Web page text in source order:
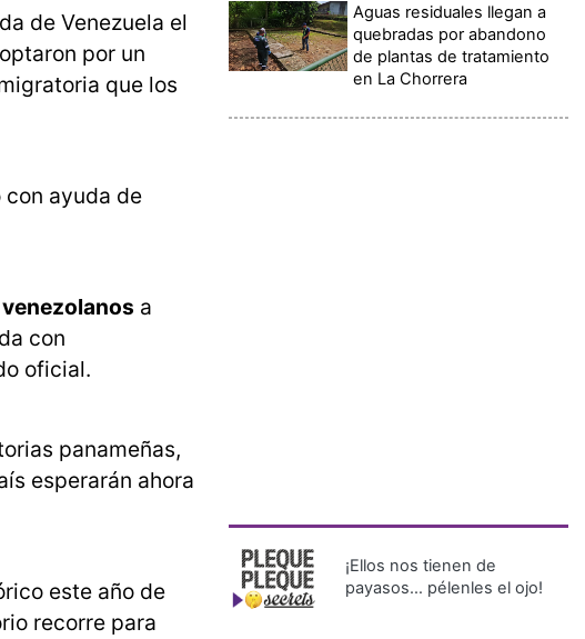
de Venezuela el
por un
que los
con ayuda de
a
con
oficial.
panameñas,
esperarán ahora
este año de
recorre para
Aguas residuales llegan a
quebradas por abandono
de plantas de tratamiento
en La Chorrera
¡Ellos nos tienen de
payasos… pélenles el ojo!